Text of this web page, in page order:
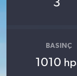
3
BASINÇ
1010